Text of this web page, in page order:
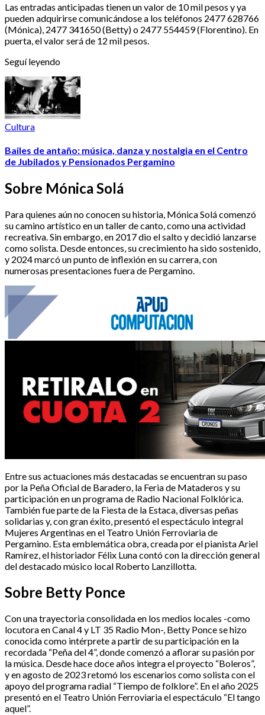
Las entradas anticipadas tienen un valor de 10 mil pesos y ya
pueden adquirirse comunicándose a los teléfonos 2477 628766
(Mónica), 2477 341650 (Betty) o 2477 554459 (Florentino). En
puerta, el valor será de 12 mil pesos.
Seguí leyendo
Cultura
Bailes de antaño: música, danza y nostalgia en el Centro
de Jubilados y Pensionados Pergamino
Sobre Mónica Solá
Para quienes aún no conocen su historia, Mónica Solá comenzó
su camino artístico en un taller de canto, como una actividad
recreativa. Sin embargo, en 2017 dio el salto y decidió lanzarse
como solista. Desde entonces, su crecimiento ha sido sostenido,
y 2024 marcó un punto de inflexión en su carrera, con
numerosas presentaciones fuera de Pergamino.
Entre sus actuaciones más destacadas se encuentran su paso
por la Peña Oficial de Baradero, la Feria de Mataderos y su
participación en un programa de Radio Nacional Folklórica.
También fue parte de la Fiesta de la Estaca, diversas peñas
solidarias y, con gran éxito, presentó el espectáculo integral
Mujeres Argentinas en el Teatro Unión Ferroviaria de
Pergamino. Esta emblemática obra, creada por el pianista Ariel
Ramírez, el historiador Félix Luna contó con la dirección general
del destacado músico local Roberto Lanzillotta.
Sobre Betty Ponce
Con una trayectoria consolidada en los medios locales -como
locutora en Canal 4 y LT 35 Radio Mon-, Betty Ponce se hizo
conocida como intérprete a partir de su participación en la
recordada “Peña del 4”, donde comenzó a aflorar su pasión por
la música. Desde hace doce años integra el proyecto “Boleros”,
y en agosto de 2023 retomó los escenarios como solista con el
apoyo del programa radial “Tiempo de folklore”. En el año 2025
presentó en el Teatro Unión Ferroviaria el espectáculo “El tango
aquel”.